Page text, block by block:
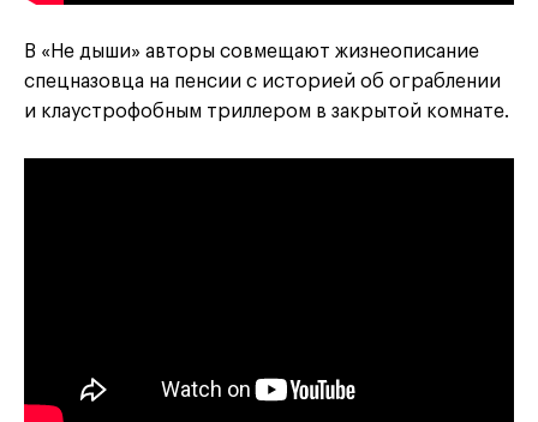
В «Не дыши» авторы совмещают жизнеописание
спецназовца на пенсии с историей об ограблении
и клаустрофобным триллером в закрытой комнате.